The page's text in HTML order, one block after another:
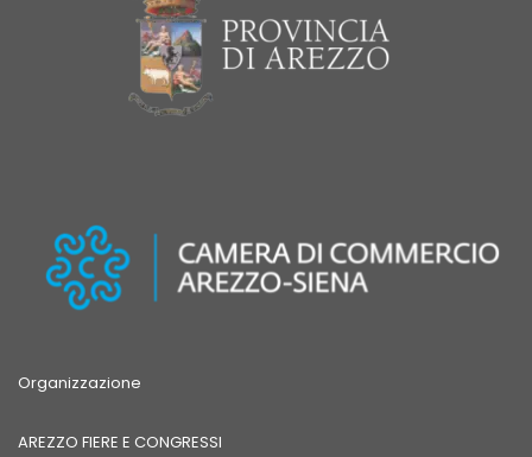
Organizzazione
AREZZO FIERE E CONGRESSI